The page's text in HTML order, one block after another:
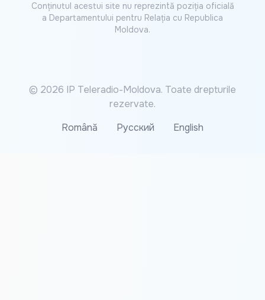
Conținutul acestui site nu reprezintă poziția oficială
a Departamentului pentru Relația cu Republica
Moldova.
© 2026 IP Teleradio-Moldova. Toate drepturile
rezervate.
Română
Русский English